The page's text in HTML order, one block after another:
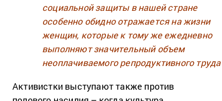
социальной защиты в нашей стране
особенно обидно отражается на жизни
женщин, которые к тому же ежедневно
выполняют значительный объем
неоплачиваемого репродуктивного
Активистки выступают также против